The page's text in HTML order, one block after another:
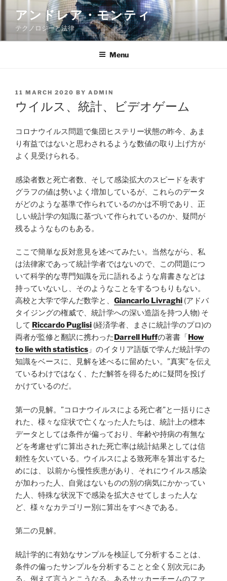
content
アンドレア・モンティ
テクノロジーと法律
Menu
POSTED
ON
11 MARCH 2020 BY ADMIN
ウイルス、統計、ビデオゲーム
コロナウイルス問題で集団ヒステリー状態の昨今、あま
り有益ではないと思わされるような数値の取り上げ方が
よく見受けられる。
感染者数と死亡者数、そして感染拡大のスピードを表す
グラフの値は勢いよく増加しているが、これらのデータ
がどのような基準で作られているのかは不明であり、正
しい統計学の知識に基づいて作られているのか、疑問が
残るようなものもある。
ここで簡単な反対意見を述べてみたい。当然ながら、私
は法律家であって統計学者ではないので、この問題につ
いて科学的な専門知識を元に語れるような肩書きなどは
持っていないし、そのようなことをするつもりもない。
高校と大学で学んだ数学と、 Giancarlo Livraghi (アドバ
タイジングの権威で、統計学への深い造詣を持つ人物) そ
して Riccardo Puglisi (経済学者、まさに統計学のプロ)の
両者が監修と翻訳に携わったDarrell Huffの著書「How
to lie with statistics 」のイタリア語版で学んだ統計学の
知識をベースに、見解を述べるに留めたい。”真実”を伝え
ているわけではなく、ただ解答を得るために疑問を投げ
かけているのだ。
第一の見解。”コロナウイルスによる死亡者”と一括りにさ
れた、様々な症状で亡くなった人たちは、統計上の標本
データとしては条件が偏っており、年齢や持病の有無な
どを考慮せずに算出された死亡率は統計結果としては信
頼性を欠いている。ウイルスによる致死率を算出するた
めには、 以前から慢性疾患があり、それにウイルス感染
が加わった人、自覚はないものの別の病気にかかってい
た人、特殊な状況下で感染を拡大させてしまった人な
ど、様々なカテゴリー別に算出をすべきである。
第二の見解。
統計学的に有効なサンプルを検証して分析することは、
条件の偏ったサンプルを分析することと全く別次元にあ
る。例えて言うとこうなる。あるサッカーチームのファ